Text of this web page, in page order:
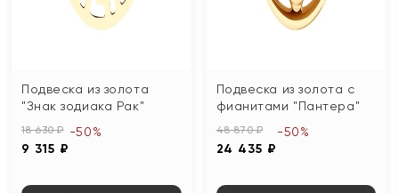
Подвеска из золота
"Знак зодиака Рак"
18 630 ₽
9 315 ₽
-50%
Подвеска из золота с
фианитами "Пантера"
48 870 ₽
24 435 ₽
-50%